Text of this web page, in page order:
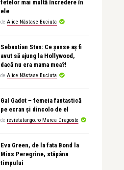
fetelor mai multă încredere în
ele
de Alice Năstase Buciuta
Sebastian Stan: Ce șanse aș fi
avut să ajung la Hollywood,
dacă nu era mama mea?!
de Alice Năstase Buciuta
Gal Gadot – femeia fantastică
pe ecran și dincolo de el
de revistatango.ro Marea Dragoste
Eva Green, de la fata Bond la
Miss Peregrine, stăpâna
timpului